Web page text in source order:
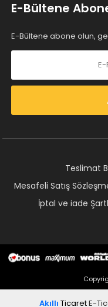
E-Bültene
E-Bültene abone olun,
Teslimat
Mesafeli Satış
İptal ve iade
Akıllı TicaretE-